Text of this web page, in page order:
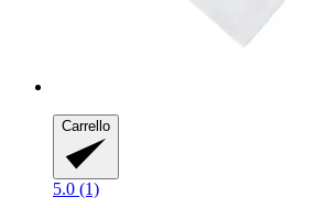
Carrello
5.0 (1)